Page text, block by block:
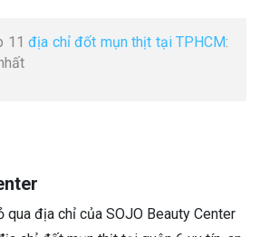
11 địa chỉ đốt mụn thịt tại TPHCM:
qua địa chỉ của SOJO Beauty Center